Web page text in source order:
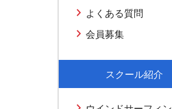
よくある質問
会員募集
スクール紹介